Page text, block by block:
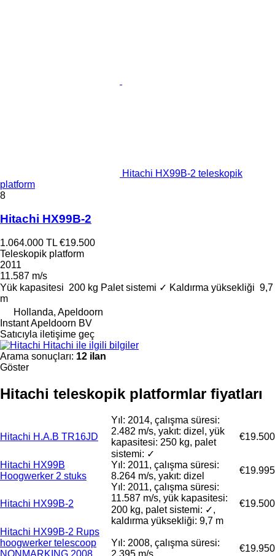
Hitachi HX99B-2 teleskopik
platform
8
Hitachi HX99B-2
1.064.000 TL €19.500
Teleskopik platform
2011
11.587 m/s
Yük kapasitesi 200 kg Palet sistemi ✓ Kaldırma yüksekliği 9,7
m
Hollanda, Apeldoorn
Instant Apeldoorn BV
Satıcıyla iletişime geç
Hitachi ile ilgili bilgiler
Arama sonuçları: 12 ilan
Göster
Hitachi teleskopik platformlar fiyatları
Hitachi H.A.B TR16JD
Yıl: 2014, çalışma süresi:
2.482 m/s, yakıt: dizel, yük
kapasitesi: 250 kg, palet
sistemi: ✓
€19.500
Hitachi HX99B
Hoogwerker 2 stuks
Yıl: 2011, çalışma süresi:
8.264 m/s, yakıt: dizel
€19.995
Hitachi HX99B-2
Yıl: 2011, çalışma süresi:
11.587 m/s, yük kapasitesi:
200 kg, palet sistemi: ✓,
kaldırma yüksekliği: 9,7 m
€19.500
Hitachi HX99B-2 Rups
hoogwerker telescoop
NONMARKING 2008
Yıl: 2008, çalışma süresi:
2.395 m/s
€19.950